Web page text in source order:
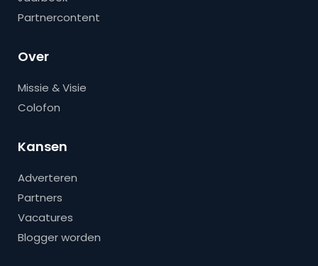
Partnercontent
Over
Missie & Visie
Colofon
Kansen
Adverteren
Partners
Vacatures
Blogger worden